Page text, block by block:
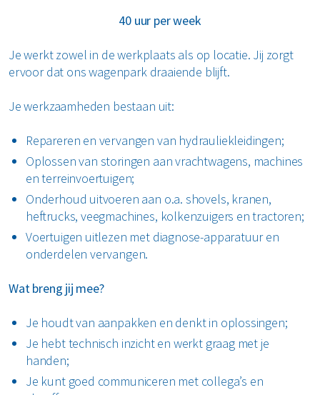
40 uur per week
Je werkt zowel in de werkplaats als op locatie. Jij zorgt
ervoor dat ons wagenpark draaiende blijft.
Je werkzaamheden bestaan uit:
Repareren en vervangen van hydrauliekleidingen;
Oplossen van storingen aan vrachtwagens, machines
en terreinvoertuigen;
Onderhoud uitvoeren aan o.a. shovels, kranen,
heftrucks, veegmachines, kolkenzuigers en tractoren;
Voertuigen uitlezen met diagnose-apparatuur en
onderdelen vervangen.
Wat breng jij mee?
Je houdt van aanpakken en denkt in oplossingen;
Je hebt technisch inzicht en werkt graag met je
handen;
Je kunt goed communiceren met collega’s en